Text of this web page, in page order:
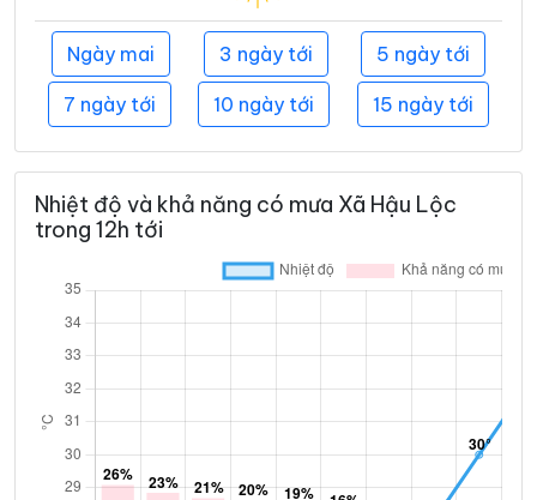
Ngày mai 3 ngày tới 5 ngày tới
7 ngày tới 10 ngày tới 15 ngày tới
Nhiệt độ và khả năng có mưa Xã Hậu Lộc
trong 12h tới